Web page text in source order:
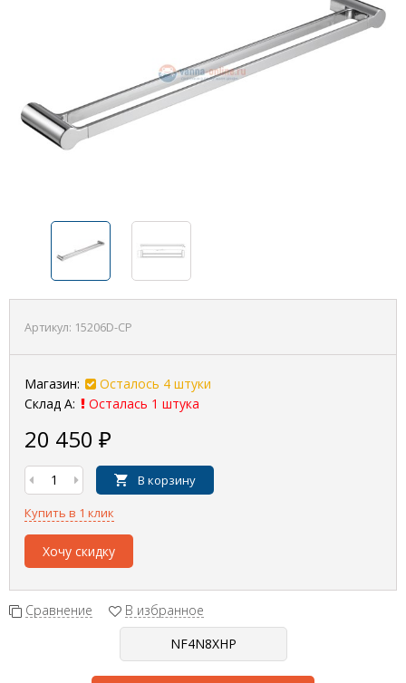
Артикул: 15206D-CP
Магазин:
Осталось 4 штуки
Склад А:
Осталась 1 штука
20 450 ₽
В корзину
Купить в 1 клик
Хочу скидку
Сравнение В избранное